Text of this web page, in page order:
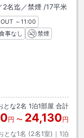
2名迄／禁煙 /17平米
ン チェックアウト
～11:00
事なし
禁煙
とな2名 1泊1部屋 合計
円 〜 24,130円
とな1名 (2名1室)｜ 1泊